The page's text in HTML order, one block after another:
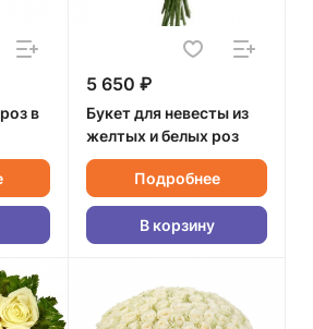
в
5 650 ₽
Букет для невесты из
желтых и белых роз
Подробнее
В корзину